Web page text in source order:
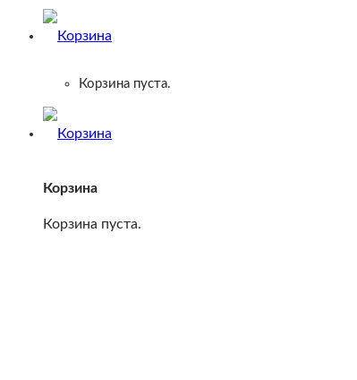
Корзина пуста.
Корзина
Корзина пуста.